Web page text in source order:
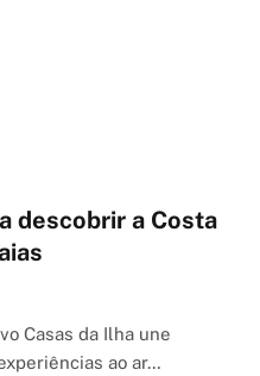
descobrir a Costa
Casas da Ilha une
ao ar…